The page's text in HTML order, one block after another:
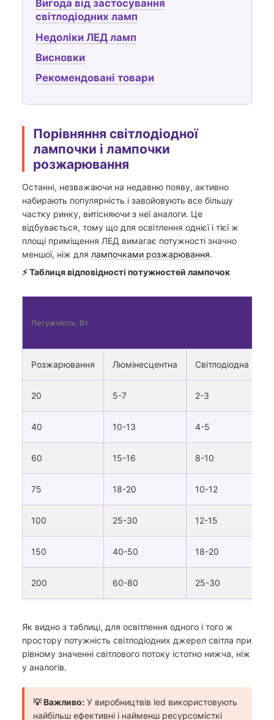
Вигода від застосування
світлодіодних ламп
Недоліки ЛЕД ламп
Висновки
Рекомендовані товари
Порівняння світлодіодної
лампочки і лампочки
розжарювання
Останні, незважаючи на недавню появу, активно
набирають популярність і завойовують все більшу
частку ринку, витісняючи з неї аналоги. Це
відбувається, тому що для освітлення однієї і тієї ж
площі приміщення ЛЕД вимагає потужності значно
меншої, ніж для лампочками розжарювання.
⚡ Таблиця відповідності потужностей лампочок
Потужність, Вт
Розжарювання Люмінесцентна Світлодіодна
20 5-7 2-3
40 10-13 4-5
60 15-16 8-10
75 18-20 10-12
100 25-30 12-15
150 40-50 18-20
200 60-80 25-30
Як видно з таблиці, для освітлення одного і того ж
простору потужність світлодіодних джерел світла при
рівному значенні світлового потоку істотно нижча, ніж
у аналогів.
💡 Важливо: У виробництвів led використовують
найбільш ефективні і найменш ресурсомісткі